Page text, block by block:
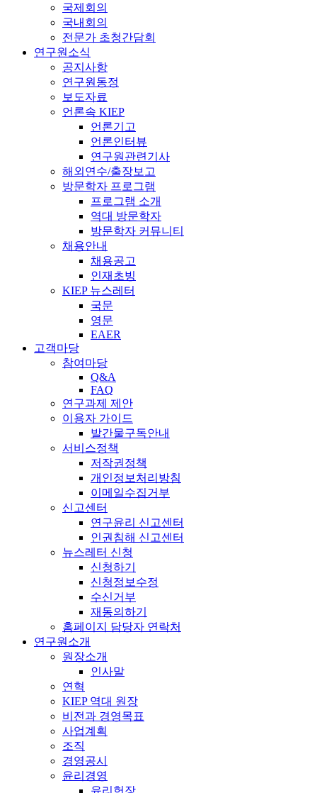
국제회의
국내회의
전문가 초청간담회
연구원소식
공지사항
연구원동정
보도자료
언론속 KIEP
언론기고
언론인터뷰
연구원관련기사
해외연수/출장보고
방문학자 프로그램
프로그램 소개
역대 방문학자
방문학자 커뮤니티
채용안내
채용공고
인재초빙
KIEP 뉴스레터
국문
영문
EAER
고객마당
참여마당
Q&A
FAQ
연구과제 제안
이용자 가이드
발간물구독안내
서비스정책
저작권정책
개인정보처리방침
이메일수집거부
신고센터
연구윤리 신고센터
인권침해 신고센터
뉴스레터 신청
신청하기
신청정보수정
수신거부
재동의하기
홈페이지 담당자 연락처
연구원소개
원장소개
인사말
연혁
KIEP 역대 원장
비전과 경영목표
사업계획
조직
경영공시
윤리경영
윤리헌장